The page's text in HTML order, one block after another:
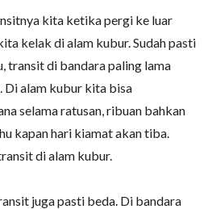
kita ketika pergi ke luar
kelak di alam kubur. Sudah pasti
transit di bandara paling lama
Di alam kubur kita bisa
selama ratusan, ribuan bahkan
kapan hari kiamat akan tiba.
di alam kubur.
juga pasti beda. Di bandara